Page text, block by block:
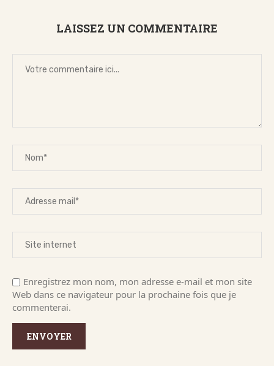
LAISSEZ UN COMMENTAIRE
Enregistrez mon nom, mon adresse e-mail et mon site
Web dans ce navigateur pour la prochaine fois que je
commenterai.